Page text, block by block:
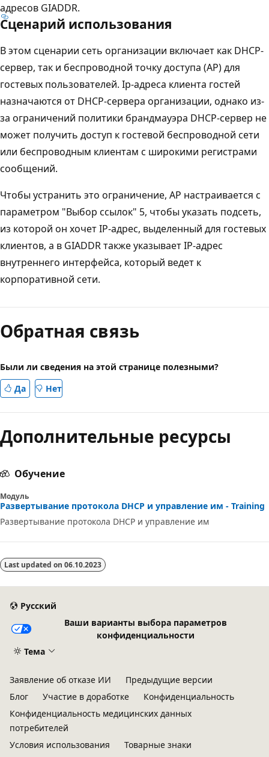
адресов GIADDR.
Сценарий использования
В этом сценарии сеть организации включает как DHCP-
сервер, так и беспроводной точку доступа (AP) для
гостевых пользователей. Ip-адреса клиента гостей
назначаются от DHCP-сервера организации, однако из-
за ограничений политики брандмауэра DHCP-сервер не
может получить доступ к гостевой беспроводной сети
или беспроводным клиентам с широкими регистрами
сообщений.
Чтобы устранить это ограничение, AP настраивается с
параметром "Выбор ссылок" 5, чтобы указать подсеть,
из которой он хочет IP-адрес, выделенный для гостевых
клиентов, а в GIADDR также указывает IP-адрес
внутреннего интерфейса, который ведет к
корпоративной сети.
чтения
выключен
Обратная связь
Были ли сведения на этой странице полезными?
Да
Нет
Дополнительные ресурсы
Обучение
Модуль
Развертывание протокола DHCP и управление им - Training
Развертывание протокола DHCP и управление им
Last updated on 06.10.2023
Русский
Ваши варианты выбора параметров
конфиденциальности
Тема
Заявление об отказе ИИ
Предыдущие версии
Блог
Участие в доработке
Конфиденциальность
Конфиденциальность медицинских данных
потребителей
Условия использования
Товарные знаки